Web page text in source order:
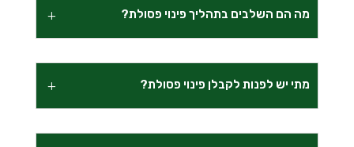
מה הם השלבים בתהליך פינוי פסולת?
מתי יש לפנות לקבלן פינוי פסולת?